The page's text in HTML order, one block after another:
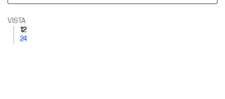
VISTA
12
24